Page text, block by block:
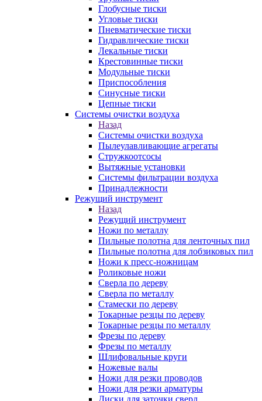
Глобусные тиски
Угловые тиски
Пневматические тиски
Гидравлические тиски
Лекальные тиски
Крестовинные тиски
Модульные тиски
Приспособления
Синусные тиски
Цепные тиски
Системы очистки воздуха
Назад
Системы очистки воздуха
Пылеулавливающие агрегаты
Стружкоотсосы
Вытяжные установки
Системы фильтрации воздуха
Принадлежности
Режущий инструмент
Назад
Режущий инструмент
Ножи по металлу
Пильные полотна для ленточных пил
Пильные полотна для лобзиковых пил
Ножи к пресс-ножницам
Роликовые ножи
Сверла по дереву
Сверла по металлу
Стамески по дереву
Токарные резцы по дереву
Токарные резцы по металлу
Фрезы по дереву
Фрезы по металлу
Шлифовальные круги
Ножевые валы
Ножи для резки проводов
Ножи для резки арматуры
Диски для заточки сверл